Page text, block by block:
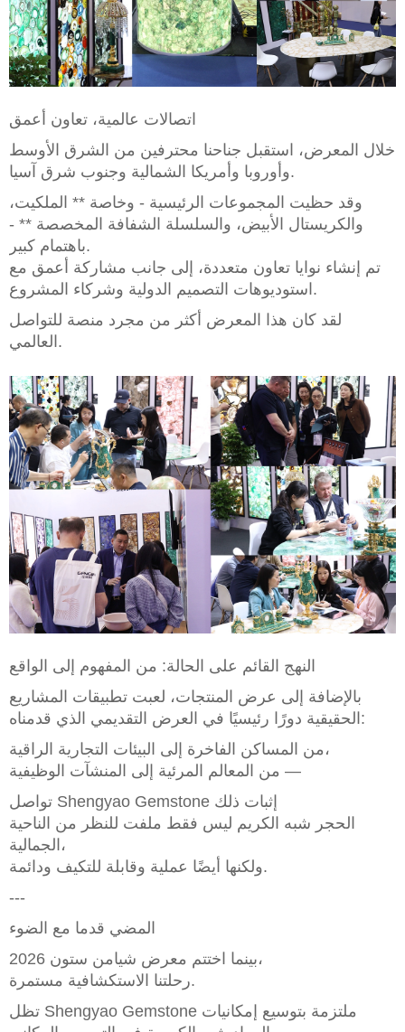
اتصالات عالمية، تعاون أعمق
خلال المعرض، استقبل جناحنا محترفين من الشرق الأوسط
وأوروبا وأمريكا الشمالية وجنوب شرق آسيا.
وقد حظيت المجموعات الرئيسية - وخاصة ** الملكيت،
والكريستال الأبيض، والسلسلة الشفافة المخصصة ** -
باهتمام كبير.
تم إنشاء نوايا تعاون متعددة، إلى جانب مشاركة أعمق مع
استوديوهات التصميم الدولية وشركاء المشروع.
لقد كان هذا المعرض أكثر من مجرد منصة للتواصل
العالمي.
النهج القائم على الحالة: من المفهوم إلى الواقع
بالإضافة إلى عرض المنتجات، لعبت تطبيقات المشاريع
الحقيقية دورًا رئيسيًا في العرض التقديمي الذي قدمناه:
من المساكن الفاخرة إلى البيئات التجارية الراقية،
من المعالم المرئية إلى المنشآت الوظيفية —
تواصل Shengyao Gemstone إثبات ذلك
الحجر شبه الكريم ليس فقط ملفت للنظر من الناحية
الجمالية،
ولكنها أيضًا عملية وقابلة للتكيف ودائمة.
---
المضي قدما مع الضوء
بينما اختتم معرض شيامن ستون 2026،
رحلتنا الاستكشافية مستمرة.
تظل Shengyao Gemstone ملتزمة بتوسيع إمكانيات